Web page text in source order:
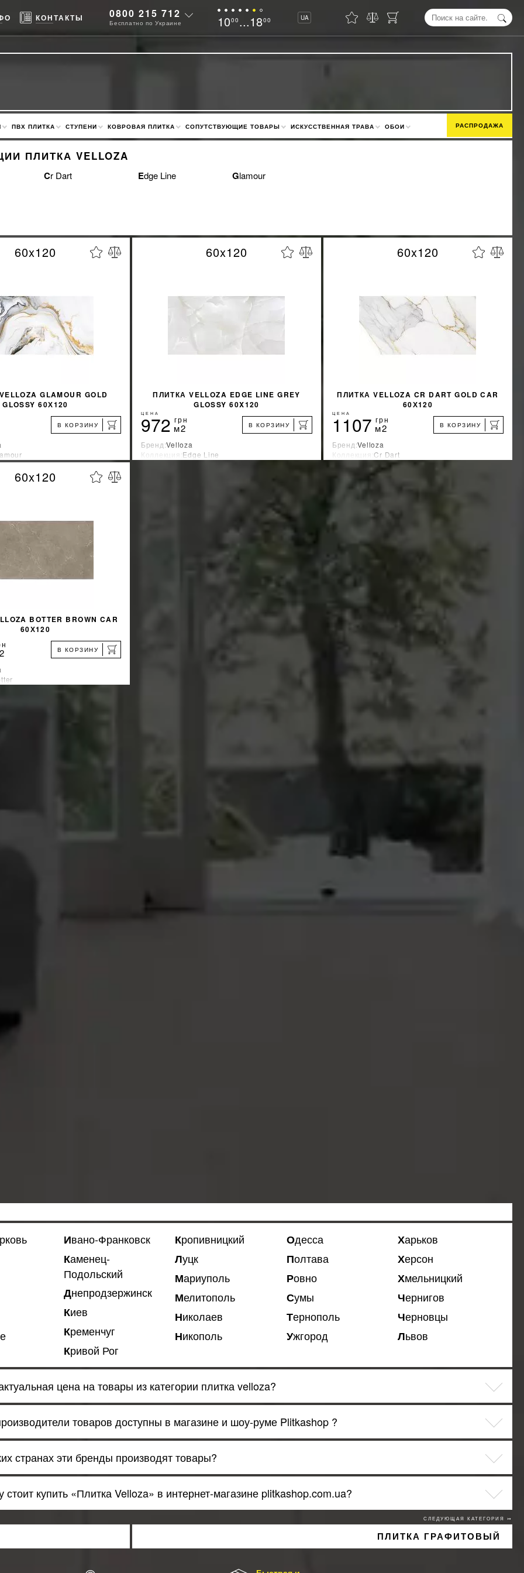
КОНТАКТЫ 0800 215 712
Бесплатно по Украине 1000 ...1800 UA
ПВХ ПЛИТКА СТУПЕНИ КОВРОВАЯ ПЛИТКА СОПУТСТВУЮЩИЕ ТОВАРЫ ИСКУССТВЕННАЯ ТРАВА ОБОИ РАСПРОДАЖА
ПЛИТКА VELLOZA
Cr Dart Edge Line Glamour
60x120
GLAMOUR GOLD
GLOSSY 60Х120
В КОРЗИНУ
Индия
УЗНАТЬ СВОЮ СКИДКУ %
60x120
ПЛИТКА VELLOZA EDGE LINE GREY
GLOSSY 60X120
ЦЕНА
972 грн
м2 В КОРЗИНУ
Бренд:Velloza
Коллекция:Edge Line
60x120
ПЛИТКА VELLOZA CR DART GOLD CAR
60Х120
ЦЕНА
1107 грн
м2 В КОРЗИНУ
Бренд:Velloza
Коллекция:Cr Dart
Страна-производитель:
КУПИТЬ
60x120
BOTTER BROWN CAR
60Х120
В КОРЗИНУ
Ивано-Франковск
Каменец-
Подольский
Днепродзержинск
Киев
Кременчуг
Кривой Рог
Кропивницкий
Луцк
Мариуполь
Мелитополь
Николаев
Никополь
Одесса
Полтава
Ровно
Сумы
Тернополь
Ужгород
Харьков
Херсон
Хмельницкий
Чернигов
Черновцы
Львов
цена на товары из категории плитка velloza?
товаров доступны в магазине и шоу-руме Plitkashop ?
странах эти бренды производят товары?
стоит купить «Плитка Velloza» в интернет-магазине plitkashop.com.ua?
СЛЕДУЮЩАЯ КАТЕГОРИЯ ↣
ПЛИТКА ГРАФИТОВЫЙ